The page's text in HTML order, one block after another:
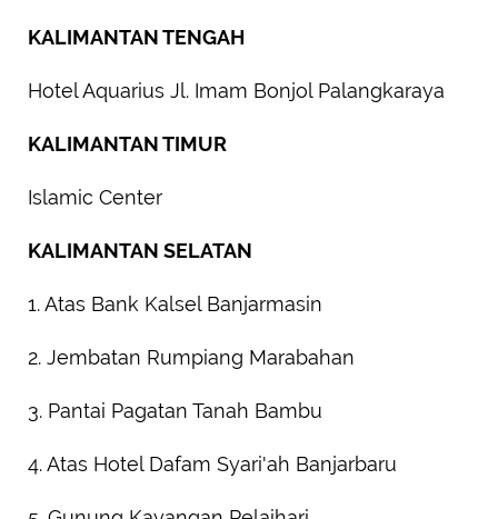
KALIMANTAN TENGAH
Hotel Aquarius Jl. Imam Bonjol Palangkaraya
KALIMANTAN TIMUR
Islamic Center
KALIMANTAN SELATAN
1. Atas Bank Kalsel Banjarmasin
2. Jembatan Rumpiang Marabahan
3. Pantai Pagatan Tanah Bambu
4. Atas Hotel Dafam Syari'ah Banjarbaru